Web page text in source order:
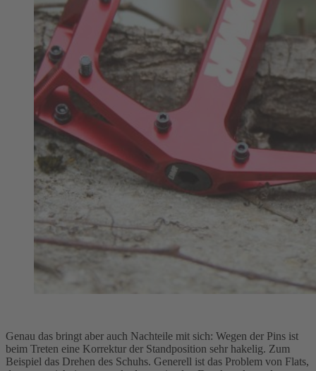
Genau das bringt aber auch Nachteile mit sich: Wegen der Pins ist
beim Treten eine Korrektur der Standposition sehr hakelig. Zum
Beispiel das Drehen des Schuhs. Generell ist das Problem von Flats,